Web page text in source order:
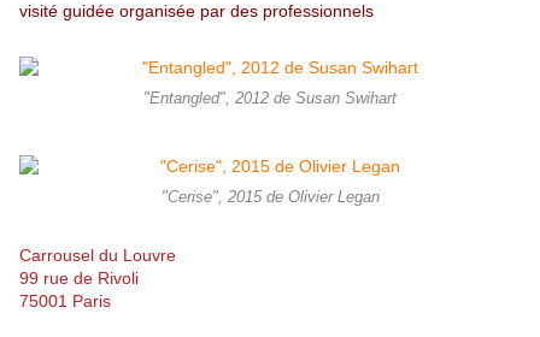
visité guidée organisée par des professionnels
"Entangled", 2012 de Susan Swihart
"Cerise", 2015 de Olivier Legan
Carrousel du Louvre
99 rue de Rivoli
75001 Paris